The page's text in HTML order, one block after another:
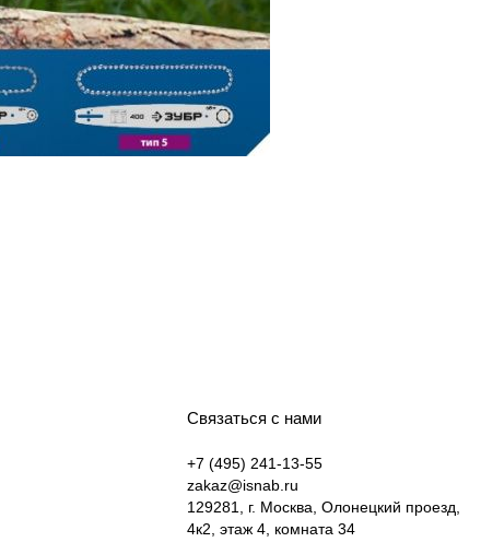
Связаться с нами
+7 (495) 241-13-55
zakaz@isnab.ru
129281, г. Москва, Олонецкий проезд,
4к2, этаж 4, комната 34